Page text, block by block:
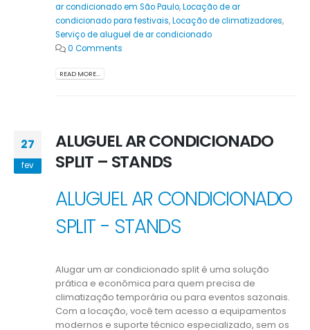
ar condicionado em São Paulo,Locação de ar
condicionado para festivais,Locação de climatizadores,
Serviço de aluguel de ar condicionado
0 Comments
READ MORE...
27
fev
ALUGUEL AR CONDICIONADO
SPLIT – STANDS
ALUGUEL AR CONDICIONADO
SPLIT - STANDS
Alugar um ar condicionado split é uma solução
prática e econômica para quem precisa de
climatização temporária ou para eventos sazonais.
Com a locação, você tem acesso a equipamentos
modernos e suporte técnico especializado, sem os